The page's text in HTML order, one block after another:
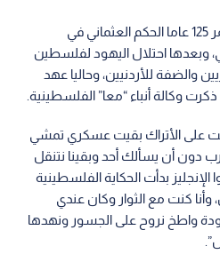
وعاصر التوم الذي يبلغ من العمر 125 عاما الحكم العثماني في
وبعدها احتلال اليهود لفلسطين
للأردنيين، وحاليا عهد
وكالة أنباء “معا” الفلسطينية.
على الأتراك بقيت عسكري تمشي
دون أن يسألك أحد وبقينا نتنقل
بدأت الحكاية الفلسطينية
كنت مع الثوار وكان عندي
واطخ نروح على الجسور ونهدها